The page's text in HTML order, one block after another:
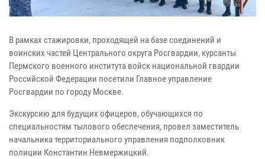
В рамках стажировки, проходящей на базе соединений и
воинских частей Центрального округа Росгвардии, курсанты
Пермского военного института войск национальной гвардии
Российской Федерации посетили Главное управление
Росгвардии по городу Москве.
Экскурсию для будущих офицеров, обучающихся по
специальностям тылового обеспечения, провел заместитель
начальника территориального управления подполковник
полиции Константин Невмержицкий.